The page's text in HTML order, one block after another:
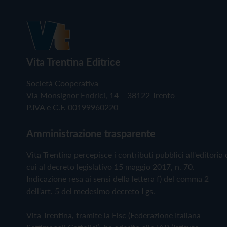
Vita Trentina Editrice
Società Cooperativa
Via Monsignor Endrici, 14 – 38122 Trento
P.IVA e C.F. 00199960220
Amministrazione trasparente
Vita Trentina percepisce i contributi pubblici all'editoria
cui al decreto legislativo 15 maggio 2017, n. 70.
Indicazione resa ai sensi della lettera f) del comma 2
dell'art. 5 del medesimo decreto Lgs.
Vita Trentina, tramite la Fisc (Federazione Italiana